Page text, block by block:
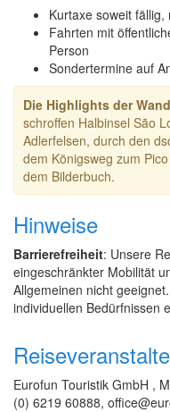
Kurtaxe soweit
Fahrten mit
Person
Sondertermine auf
Die Highlights der
schroffen Halbinsel São
Adlerfelsen, durch den
dem Königsweg zum
dem Bilderbuch.
Hinweise
Barrierefreiheit: Unsere
eingeschränkter Mobilität
Allgemeinen nicht
individuellen Bedürfnissen
Eurofun Touristik GmbH ,
(0) 6219 60888,